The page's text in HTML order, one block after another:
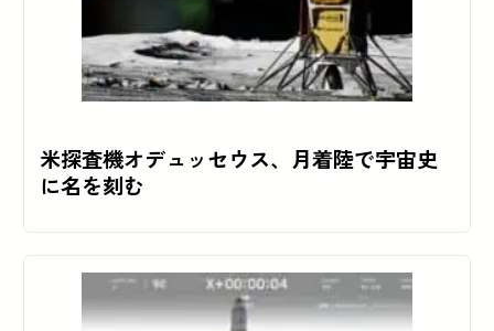
米探査機オデュッセウス、月着陸で宇宙史
に名を刻む